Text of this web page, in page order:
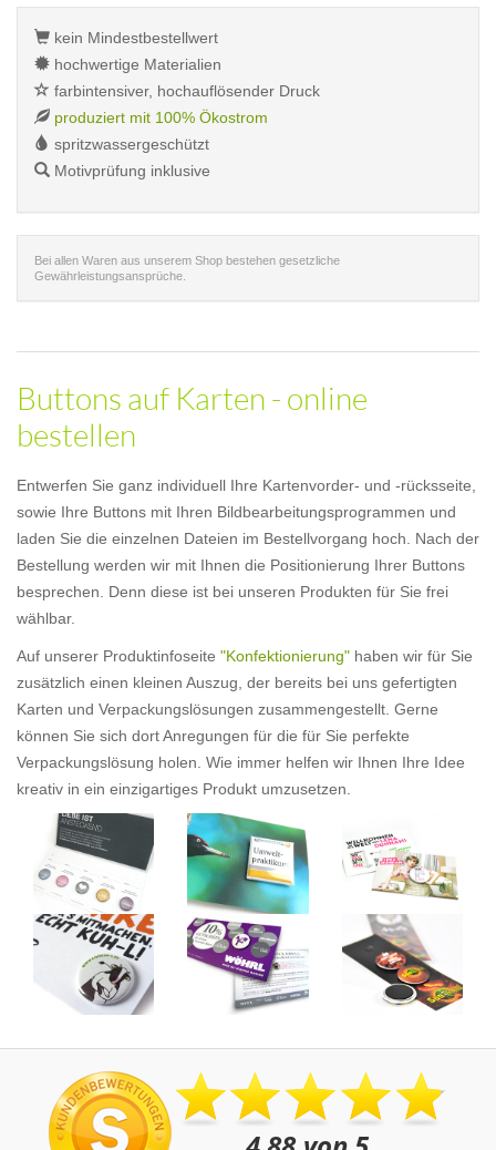
kein Mindestbestellwert
hochwertige Materialien
farbintensiver, hochauflösender Druck
produziert mit 100% Ökostrom
spritzwassergeschützt
Motivprüfung inklusive
Bei allen Waren aus unserem Shop bestehen gesetzliche
Gewährleistungsansprüche.
Buttons auf Karten - online
bestellen
Entwerfen Sie ganz individuell Ihre Kartenvorder- und -rücksseite,
sowie Ihre Buttons mit Ihren Bildbearbeitungsprogrammen und
laden Sie die einzelnen Dateien im Bestellvorgang hoch. Nach der
Bestellung werden wir mit Ihnen die Positionierung Ihrer Buttons
besprechen. Denn diese ist bei unseren Produkten für Sie frei
wählbar.
Auf unserer Produktinfoseite "Konfektionierung" haben wir für Sie
zusätzlich einen kleinen Auszug, der bereits bei uns gefertigten
Karten und Verpackungslösungen zusammengestellt. Gerne
können Sie sich dort Anregungen für die für Sie perfekte
Verpackungslösung holen. Wie immer helfen wir Ihnen Ihre Idee
kreativ in ein einzigartiges Produkt umzusetzen.